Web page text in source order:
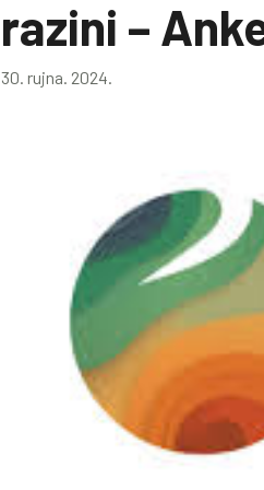
razini –
30. rujna. 2024.